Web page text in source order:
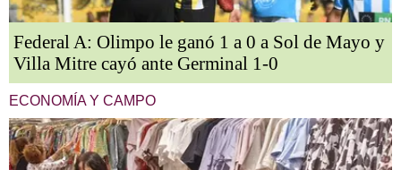
Federal A: Olimpo le ganó 1 a 0 a Sol de Mayo y
Villa Mitre cayó ante Germinal 1-0
ECONOMÍA Y CAMPO